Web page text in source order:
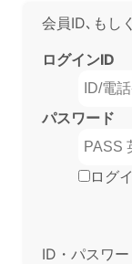
会員ID､もし
ログインID
パスワード
ログ
ID・パスワ